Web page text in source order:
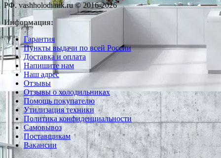
РФ. vashholodilnik.ru © 2016-2026
Информация:
Гарантия
Пункты выдачи по всей России
Доставка и оплата
Напишите нам
Наш адрес
Отзывы
Отзывы о холодильниках
Помощь покупателю
Утилизация техники
Политика конфиденциальности
Самовывоз
Поставщикам
Вакансии